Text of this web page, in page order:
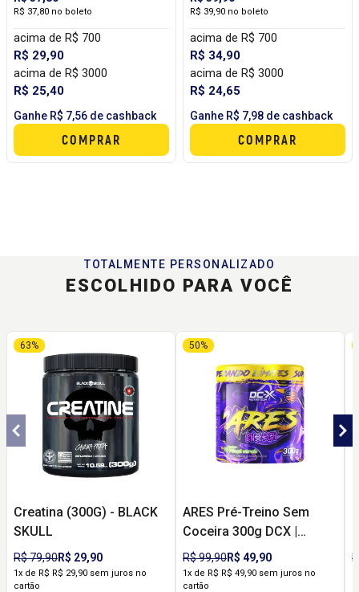
R$ 37,80 no boleto
acima de R$ 700
R$ 29,90
acima de R$ 3000
R$ 25,40
Ganhe R$ 7,56 de cashback
COMPRAR
VITTA
R$ 39,90 no boleto
acima de R$ 700
R$ 34,90
acima de R$ 3000
R$ 24,65
Ganhe R$ 7,98 de cashback
COMPRAR
TOTALMENTE PERSONALIZADO
ESCOLHIDO PARA VOCÊ
Creatina (300G) - BLACK
SKULL
R$ 79,90R$ 29,90
63%
1x de R$ R$ 29,90 sem juros no
cartão
ARES Pré-Treino Sem
Coceira 300g DCX |
Energia, Foco e Pump
sem Formigamento
R$ 99,90R$ 49,90
50%
1x de R$ R$ 49,90 sem juros no
cartão